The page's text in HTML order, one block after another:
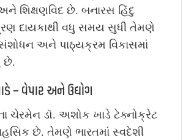
શિક્ષણવિદ છે. બનારસ હિંદુ
ત્રણ દાયકાથી વધુ સમય સુધી તેમણે
અને પાઠ્યક્રમ વિકાસમાં
છે.
– વેપાર અને ઉદ્યોગ
ચેરમેન ડૉ. અશોક ખાડે ટેક્નોક્રેટ
છે. તેમણે ભારતમાં સ્વદેશી